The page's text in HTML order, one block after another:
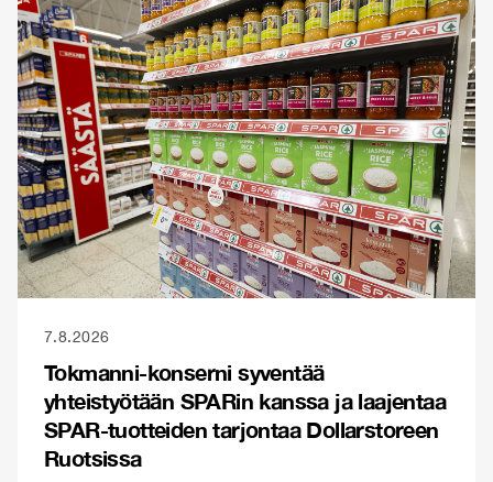
7.8.2026
Tokmanni-konserni syventää
yhteistyötään SPARin kanssa ja laajentaa
SPAR-tuotteiden tarjontaa Dollarstoreen
Ruotsissa